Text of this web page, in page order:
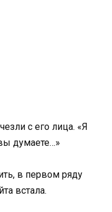
с его лица. «Я
думаете…»
в первом ряду
встала.